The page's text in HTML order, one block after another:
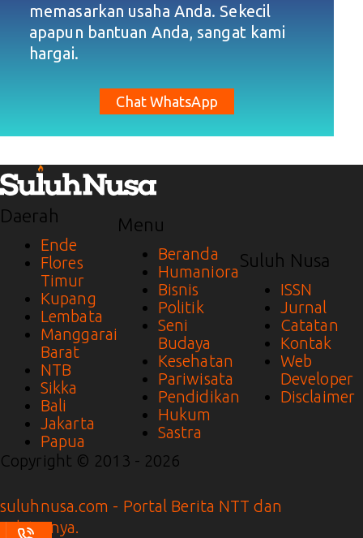
memasarkan usaha Anda. Sekecil
apapun bantuan Anda, sangat kami
hargai.
Chat WhatsApp
Daerah
Ende
Flores
Timur
Kupang
Lembata
Manggarai
Barat
NTB
Sikka
Bali
Jakarta
Papua
Menu
Beranda
Humaniora
Bisnis
Politik
Seni
Budaya
Kesehatan
Pariwisata
Pendidikan
Hukum
Sastra
Suluh Nusa
ISSN
Jurnal
Catatan
Kontak
Web
Developer
Disclaimer
Copyright © 2013 - 2026
suluhnusa.com - Portal Berita NTT dan
Sekitarnya.